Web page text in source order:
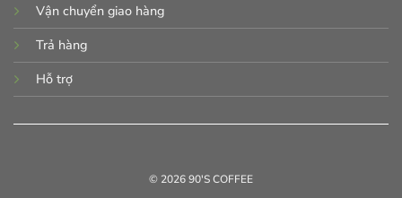
Vận chuyển giao hàng
Trả hàng
Hỗ trợ
© 2026 90'S COFFEE